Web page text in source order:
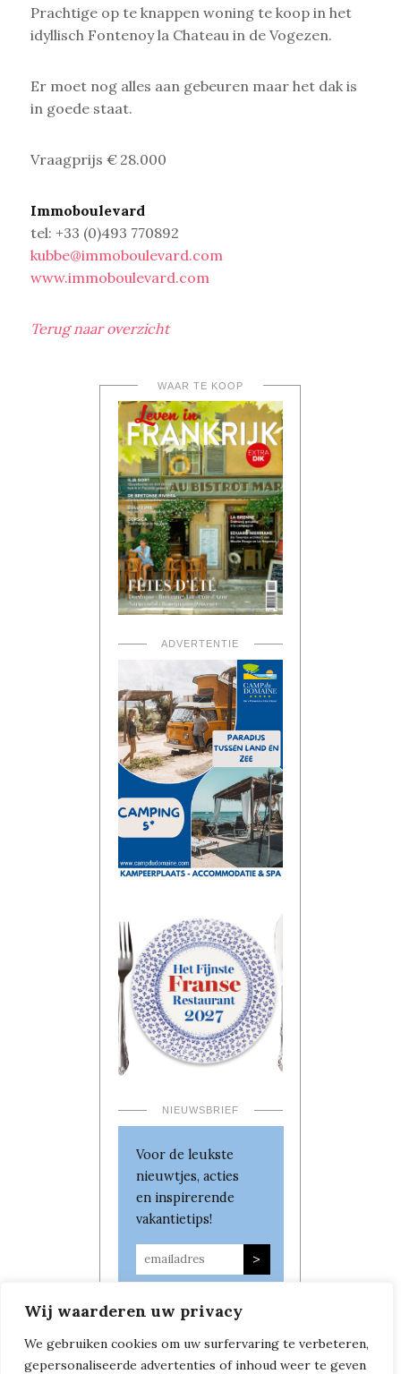
Wij waarderen uw privacy
We gebruiken cookies om uw surfervaring te verbeteren,
gepersonaliseerde advertenties of inhoud weer te geven
Prachtige op te knappen woning te koop in het
idyllisch Fontenoy la Chateau in de Vogezen.
Er moet nog alles aan gebeuren maar het dak is
in goede staat.
Vraagprijs € 28.000
Immoboulevard
tel: +33 (0)493 770892
kubbe@immoboulevard.com
www.immoboulevard.com
Terug naar overzicht
WAAR TE KOOP
ADVERTENTIE
NIEUWSBRIEF
Voor de leukste
nieuwtjes, acties
en inspirerende
vakantietips!